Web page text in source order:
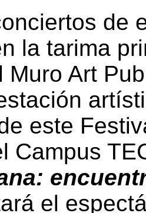
de
la tarima
Muro Art
este
Campus
el